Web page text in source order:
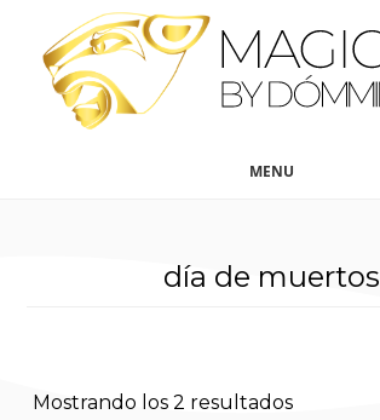
contenido
principal
MENU
día de muertos
Mostrando los 2 resultados